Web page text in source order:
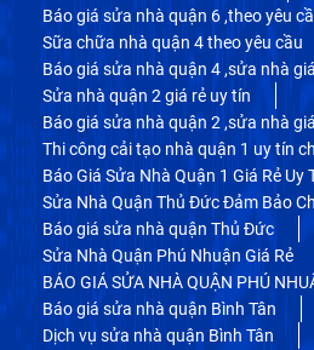
Báo giá sửa nhà quận 6 ,theo yêu
Sữa chữa nhà quận 4 theo yêu cầu
Báo giá sửa nhà quận 4 ,sửa nhà
Sửa nhà quận 2 giá rẻ uy tín
Báo giá sửa nhà quận 2 ,sửa nhà
Thi công cải tạo nhà quận 1 uy tín
Báo Giá Sửa Nhà Quận 1 Giá Rẻ Uy
Sửa Nhà Quận Thủ Đức Đảm Bảo
Báo giá sửa nhà quận Thủ Đức
Sửa Nhà Quận Phú Nhuận Giá Rẻ
BÁO GIÁ SỬA NHÀ QUẬN PHÚ
Báo giá sửa nhà quận Bình Tân
Dịch vụ sửa nhà quận Bình Tân